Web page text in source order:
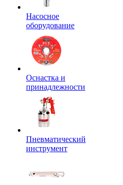
Насосное
оборудование
Оснастка и
принадлежности
Пневматический
инструмент